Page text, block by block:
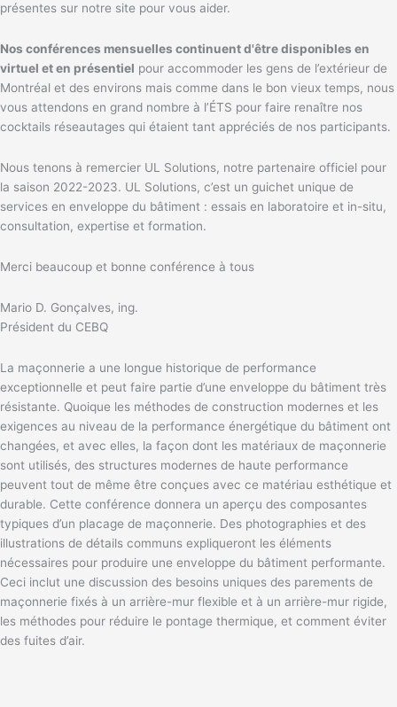
présentes sur notre site pour vous aider.
Nos conférences mensuelles continuent d'être disponibles en
virtuel et en présentiel pour accommoder les gens de l’extérieur de
Montréal et des environs mais comme dans le bon vieux temps, nous
vous attendons en grand nombre à l’ÉTS pour faire renaître nos
cocktails réseautages qui étaient tant appréciés de nos participants.
Nous tenons à remercier UL Solutions, notre partenaire officiel pour
la saison 2022-2023. UL Solutions, c’est un guichet unique de
services en enveloppe du bâtiment : essais en laboratoire et in-situ,
consultation, expertise et formation.
Merci beaucoup et bonne conférence à tous
Mario D. Gonçalves, ing.
Président du CEBQ
La maçonnerie a une longue historique de performance
exceptionnelle et peut faire partie d’une enveloppe du bâtiment très
résistante. Quoique les méthodes de construction modernes et les
exigences au niveau de la performance énergétique du bâtiment ont
changées, et avec elles, la façon dont les matériaux de maçonnerie
sont utilisés, des structures modernes de haute performance
peuvent tout de même être conçues avec ce matériau esthétique et
durable. Cette conférence donnera un aperçu des composantes
typiques d’un placage de maçonnerie. Des photographies et des
illustrations de détails communs expliqueront les éléments
nécessaires pour produire une enveloppe du bâtiment performante.
Ceci inclut une discussion des besoins uniques des parements de
maçonnerie fixés à un arrière-mur flexible et à un arrière-mur rigide,
les méthodes pour réduire le pontage thermique, et comment éviter
des fuites d’air.